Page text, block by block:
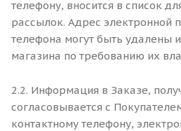
телефону, вносится в список
рассылок. Адрес электронной
телефона могут быть удалены
магазина по требованию их
2.2. Информация в Заказе,
согласовывается с
контактному телефону,